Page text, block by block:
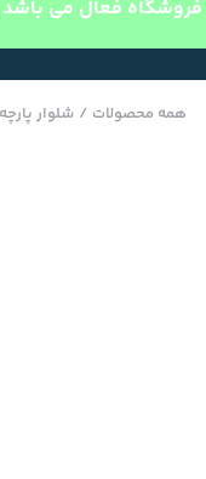
فروشگاه فعال می باشد
همه محصولات / شلوار